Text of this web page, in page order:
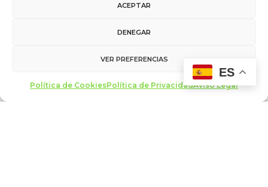
ACEPTAR
DENEGAR
VER PREFERENCIAS
Política de CookiesPolítica de PrivacidadAviso Legal
Bauman es un sociólogo, filósofo y ensayista de origen
ES